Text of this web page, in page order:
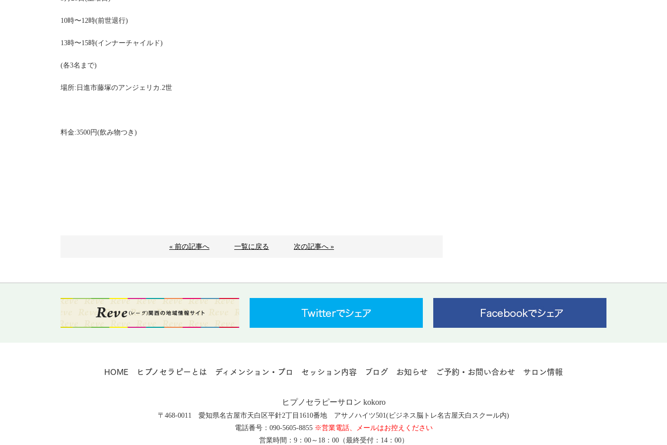
10時〜12時(前世退行)
13時〜15時(インナーチャイルド)
(各3名まで)
場所:日進市藤塚のアンジェリカ.2世
料金:3500円(飲み物つき)
« 前の記事へ 一覧に戻る 次の記事へ »
HOME ヒプノセラピーとは ディメンション・プロ セッション内容 ブログ お知らせ ご予約・お問い合わせ サロン情報
ヒプノセラピーサロン kokoro
〒468-0011 愛知県名古屋市天白区平針2丁目1610番地 アサノハイツ501(ビジネス脳トレ名古屋天白スクール内)
電話番号：090-5605-8855 ※営業電話、メールはお控えください
営業時間：9：00～18：00（最終受付：14：00）